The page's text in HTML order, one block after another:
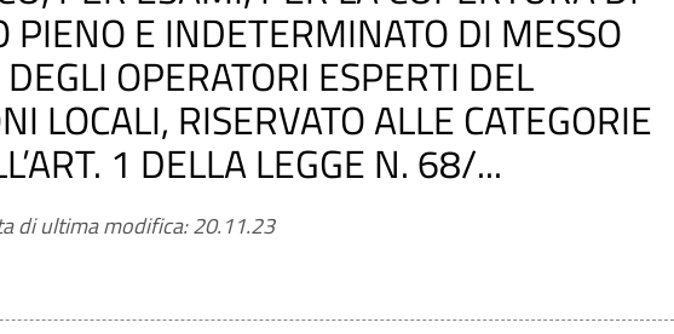
PIENO E INDETERMINATO DI MESSO
OPERATORI ESPERTI DEL
LOCALI, RISERVATO ALLE CATEGORIE
1 DELLA LEGGE N. 68/...
di ultima modifica: 20.11.23